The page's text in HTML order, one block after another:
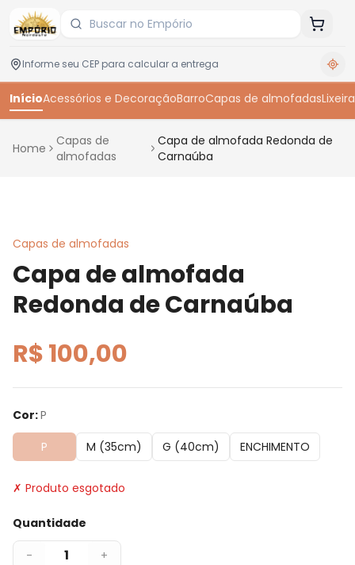
InícioAcessórios e DecoraçãoBarroCapas de almofadasLixeira
Home
Capas de
almofadas
Capa de almofada Redonda de
Carnaúba
Capas de almofadas
Capa de almofada
Redonda de Carnaúba
R$ 100,00
Cor:P
P
M (35cm) G (40cm) ENCHIMENTO
✗ Produto esgotado
Quantidade
- 1 +